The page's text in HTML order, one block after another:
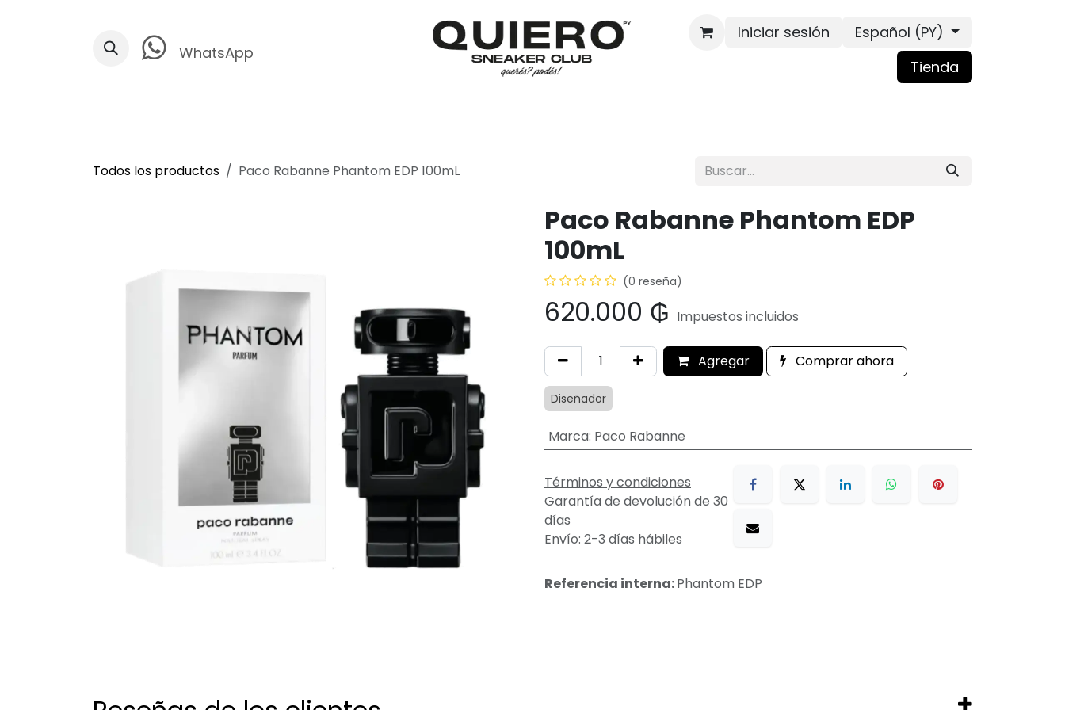
WhatsApp
Iniciar sesión
Español (PY)
Tienda
Todos los productos Paco Rabanne Phantom EDP 100mL
Paco Rabanne Phantom EDP
100mL
(0 reseña)
620.000 ₲ Impuestos incluidos
Agregar Comprar ahora
Diseñador
Marca: Paco Rabanne
Términos y condiciones
Garantía de devolución de 30
días
Envío: 2-3 días hábiles
Referencia interna:Phantom EDP